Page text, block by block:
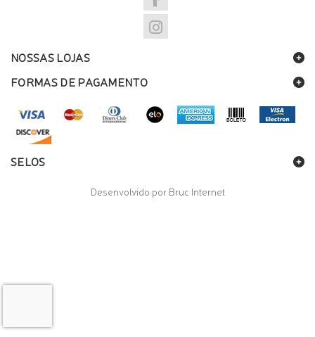
NOSSAS LOJAS
FORMAS DE PAGAMENTO
SELOS
Desenvolvido por Bruc Internet